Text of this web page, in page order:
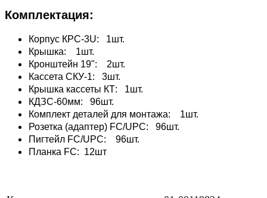
Комплектация:
Корпус КРС-3U: 1шт.
Крышка: 1шт.
Кронштейн 19": 2шт.
Кассета СКУ-1: 3шт.
Крышка кассеты КТ: 1шт.
КДЗС-60мм: 96шт.
Комплект деталей для монтажа: 1шт.
Розетка (адаптер) FC/UPC: 96шт.
Пигтейл FC/UPC: 96шт.
Планка FC: 12шт